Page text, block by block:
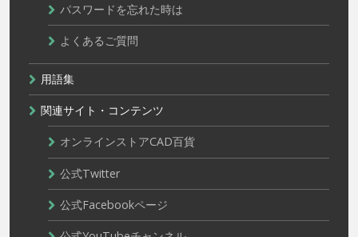
パスワードを忘れた時は
よくあるご質問
用語集
関連サイト・コンテンツ
オンラインストアCAD百貨
公式Twitter
公式Facebookページ